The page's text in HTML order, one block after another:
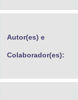
Advocacia-Geral da União
Planalto
Autor(es) e
Colaborador(es):